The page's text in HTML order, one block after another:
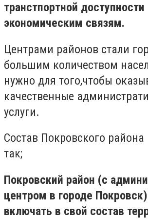
транстпортной доступности
экономическим связям.
Центрами районов стали
большим количеством
нужно для того,чтобы
качественные
услуги.
Состав Покровского
так;
Покровский район (с
центром в городе
включать в свой состав